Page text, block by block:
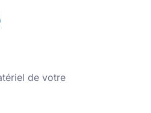
de votre